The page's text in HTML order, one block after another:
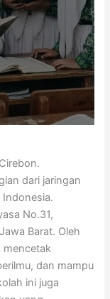
dari jaringan
No.31,
Barat. Oleh
mencetak
dan mampu
ini juga